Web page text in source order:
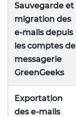
Sauvegarde et
migration des
e-mails depuis
les comptes de
messagerie
GreenGeeks
Exportation
des e-mails